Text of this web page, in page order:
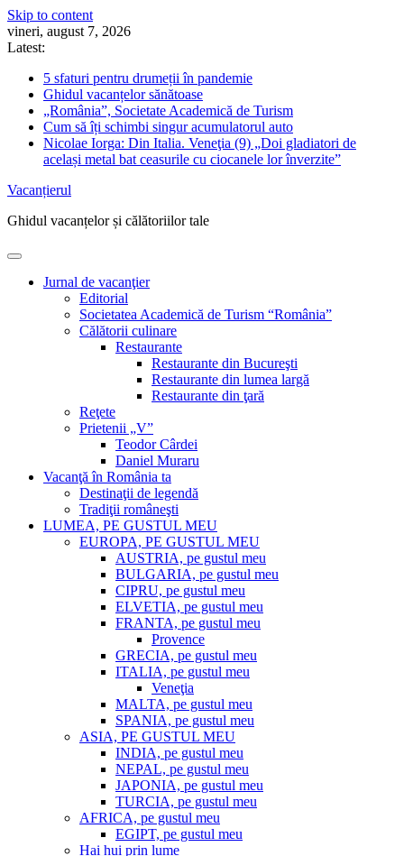
Skip to content
vineri, august 7, 2026
Latest:
5 sfaturi pentru drumeții în pandemie
Ghidul vacanțelor sănătoase
„România”, Societate Academică de Turism
Cum să îți schimbi singur acumulatorul auto
Nicolae Iorga: Din Italia. Veneţia (9) „Doi gladiatori de
același metal bat ceasurile cu ciocanele lor înverzite”
Vacanțierul
Ghidul vacanțelor și călătoriilor tale
Jurnal de vacanţier
Editorial
Societatea Academică de Turism “România”
Călătorii culinare
Restaurante
Restaurante din Bucureşti
Restaurante din lumea largă
Restaurante din ţară
Reţete
Prietenii „V”
Teodor Cârdei
Daniel Muraru
Vacanţă în România ta
Destinaţii de legendă
Tradiţii româneşti
LUMEA, PE GUSTUL MEU
EUROPA, PE GUSTUL MEU
AUSTRIA, pe gustul meu
BULGARIA, pe gustul meu
CIPRU, pe gustul meu
ELVETIA, pe gustul meu
FRANTA, pe gustul meu
Provence
GRECIA, pe gustul meu
ITALIA, pe gustul meu
Veneţia
MALTA, pe gustul meu
SPANIA, pe gustul meu
ASIA, PE GUSTUL MEU
INDIA, pe gustul meu
NEPAL, pe gustul meu
JAPONIA, pe gustul meu
TURCIA, pe gustul meu
AFRICA, pe gustul meu
EGIPT, pe gustul meu
Hai hui prin lume